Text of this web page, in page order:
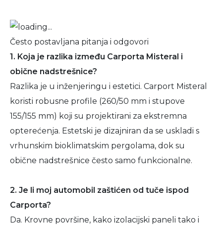
Često postavljana pitanja i odgovori
1. Koja je razlika između Carporta Misteral i
obične nadstrešnice?
Razlika je u inženjeringu i estetici. Carport Misteral
koristi robusne profile (260/50 mm i stupove
155/155 mm) koji su projektirani za ekstremna
opterećenja. Estetski je dizajniran da se uskladi s
vrhunskim bioklimatskim pergolama, dok su
obične nadstrešnice često samo funkcionalne.
2. Je li moj automobil zaštićen od tuče ispod
Carporta?
Da. Krovne površine, kako izolacijski paneli tako i